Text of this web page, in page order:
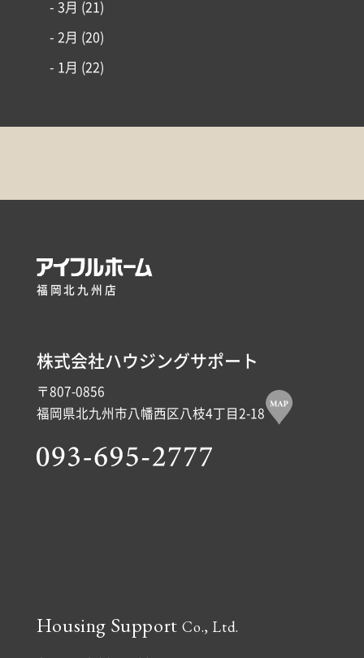
- 3月 (21)
- 2月 (20)
- 1月 (22)
福岡北九州店
株式会社ハウジングサポート
〒807-0856
福岡県北九州市八幡西区八枝4丁目2-18
Housing SupportCo., Ltd.